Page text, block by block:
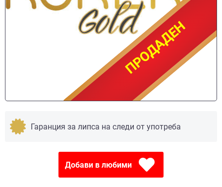
ПРОДАДЕН
ПРОДАДЕН
Гаранция за липса на следи от употреба
Добави в любими